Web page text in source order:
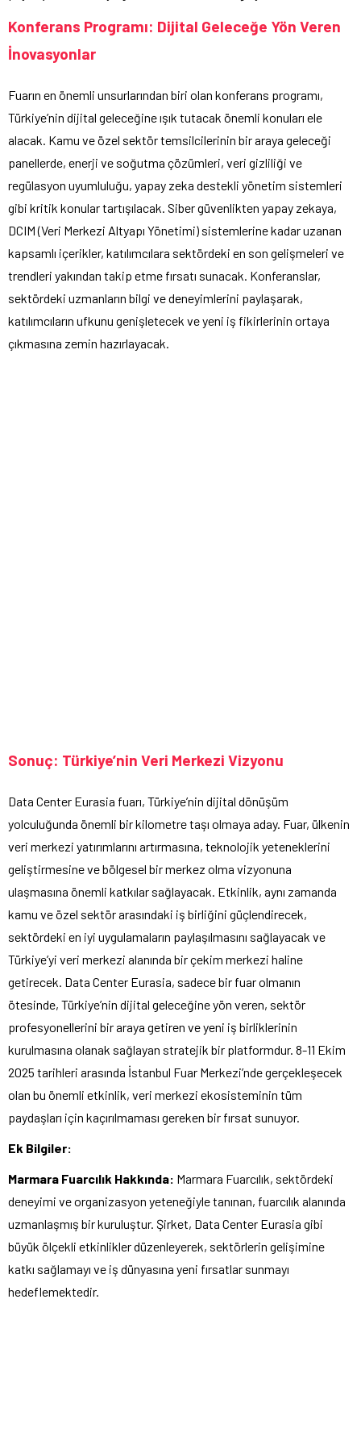
Konferans Programı: Dijital Geleceğe Yön Veren
İnovasyonlar
Fuarın en önemli unsurlarından biri olan konferans programı,
Türkiye’nin dijital geleceğine ışık tutacak önemli konuları ele
alacak. Kamu ve özel sektör temsilcilerinin bir araya geleceği
panellerde, enerji ve soğutma çözümleri, veri gizliliği ve
regülasyon uyumluluğu, yapay zeka destekli yönetim sistemleri
gibi kritik konular tartışılacak. Siber güvenlikten yapay zekaya,
DCIM (Veri Merkezi Altyapı Yönetimi) sistemlerine kadar uzanan
kapsamlı içerikler, katılımcılara sektördeki en son gelişmeleri ve
trendleri yakından takip etme fırsatı sunacak. Konferanslar,
sektördeki uzmanların bilgi ve deneyimlerini paylaşarak,
katılımcıların ufkunu genişletecek ve yeni iş fikirlerinin ortaya
çıkmasına zemin hazırlayacak.
Sonuç: Türkiye’nin Veri Merkezi Vizyonu
Data Center Eurasia fuarı, Türkiye’nin dijital dönüşüm
yolculuğunda önemli bir kilometre taşı olmaya aday. Fuar, ülkenin
veri merkezi yatırımlarını artırmasına, teknolojik yeteneklerini
geliştirmesine ve bölgesel bir merkez olma vizyonuna
ulaşmasına önemli katkılar sağlayacak. Etkinlik, aynı zamanda
kamu ve özel sektör arasındaki iş birliğini güçlendirecek,
sektördeki en iyi uygulamaların paylaşılmasını sağlayacak ve
Türkiye’yi veri merkezi alanında bir çekim merkezi haline
getirecek. Data Center Eurasia, sadece bir fuar olmanın
ötesinde, Türkiye’nin dijital geleceğine yön veren, sektör
profesyonellerini bir araya getiren ve yeni iş birliklerinin
kurulmasına olanak sağlayan stratejik bir platformdur. 8-11 Ekim
2025 tarihleri arasında İstanbul Fuar Merkezi’nde gerçekleşecek
olan bu önemli etkinlik, veri merkezi ekosisteminin tüm
paydaşları için kaçırılmaması gereken bir fırsat sunuyor.
Ek Bilgiler:
Marmara Fuarcılık Hakkında: Marmara Fuarcılık, sektördeki
deneyimi ve organizasyon yeteneğiyle tanınan, fuarcılık alanında
uzmanlaşmış bir kuruluştur. Şirket, Data Center Eurasia gibi
büyük ölçekli etkinlikler düzenleyerek, sektörlerin gelişimine
katkı sağlamayı ve iş dünyasına yeni fırsatlar sunmayı
hedeflemektedir.